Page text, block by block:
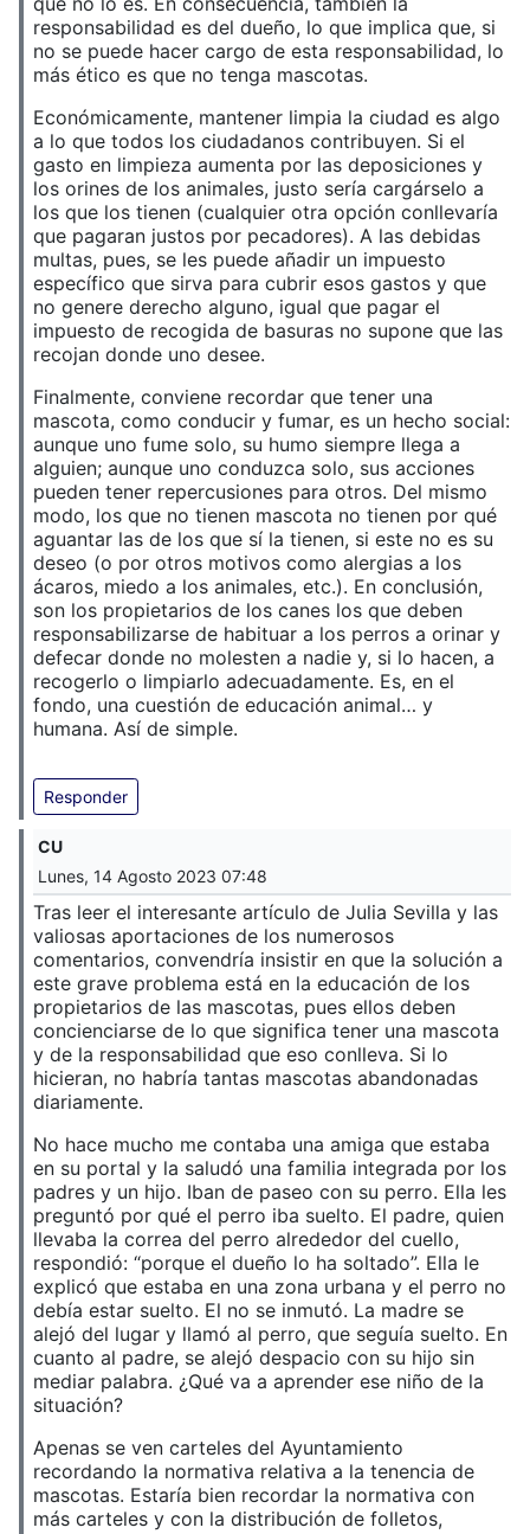
responsabilidad es del dueño, lo que implica que, si
no se puede hacer cargo de esta responsabilidad, lo
más ético es que no tenga mascotas.
Económicamente, mantener limpia la ciudad es algo
a lo que todos los ciudadanos contribuyen. Si el
gasto en limpieza aumenta por las deposiciones y
los orines de los animales, justo sería cargárselo a
los que los tienen (cualquier otra opción conllevaría
que pagaran justos por pecadores). A las debidas
multas, pues, se les puede añadir un impuesto
específico que sirva para cubrir esos gastos y que
no genere derecho alguno, igual que pagar el
impuesto de recogida de basuras no supone que las
recojan donde uno desee.
Finalmente, conviene recordar que tener una
mascota, como conducir y fumar, es un hecho social:
aunque uno fume solo, su humo siempre llega a
alguien; aunque uno conduzca solo, sus acciones
pueden tener repercusiones para otros. Del mismo
modo, los que no tienen mascota no tienen por qué
aguantar las de los que sí la tienen, si este no es su
deseo (o por otros motivos como alergias a los
ácaros, miedo a los animales, etc.). En conclusión,
son los propietarios de los canes los que deben
responsabilizarse de habituar a los perros a orinar y
defecar donde no molesten a nadie y, si lo hacen, a
recogerlo o limpiarlo adecuadamente. Es, en el
fondo, una cuestión de educación animal… y
humana. Así de simple.
Responder
CU
Lunes, 14 Agosto 2023 07:48
Tras leer el interesante artículo de Julia Sevilla y las
valiosas aportaciones de los numerosos
comentarios, convendría insistir en que la solución a
este grave problema está en la educación de los
propietarios de las mascotas, pues ellos deben
concienciarse de lo que significa tener una mascota
y de la responsabilidad que eso conlleva. Si lo
hicieran, no habría tantas mascotas abandonadas
diariamente.
No hace mucho me contaba una amiga que estaba
en su portal y la saludó una familia integrada por los
padres y un hijo. Iban de paseo con su perro. Ella les
preguntó por qué el perro iba suelto. El padre, quien
llevaba la correa del perro alrededor del cuello,
respondió: “porque el dueño lo ha soltado”. Ella le
explicó que estaba en una zona urbana y el perro no
debía estar suelto. El no se inmutó. La madre se
alejó del lugar y llamó al perro, que seguía suelto. En
cuanto al padre, se alejó despacio con su hijo sin
mediar palabra. ¿Qué va a aprender ese niño de la
situación?
Apenas se ven carteles del Ayuntamiento
recordando la normativa relativa a la tenencia de
mascotas. Estaría bien recordar la normativa con
más carteles y con la distribución de folletos,